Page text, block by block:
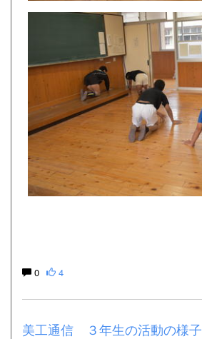
0 4
美工通信 ３年生の活動の様子